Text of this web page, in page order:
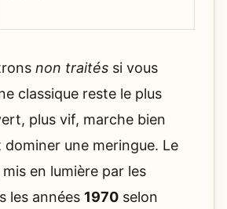
non traités si vous
classique reste le plus
plus vif, marche bien
dominer une meringue. Le
mis en lumière par les
les années 1970 selon